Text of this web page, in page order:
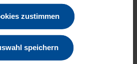
zustimmen
speichern
Deshalb muss die Infrastruktur
geht nicht ohne das andere“,
Beigeordneter Christian Spahn.
durch die EVO größtenteils
Trassen erfolgt: „Das ist gut für